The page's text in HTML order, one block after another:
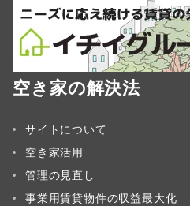
空き家の解決法
サイトについて
空き家活用
管理の見直し
事業用賃貸物件の収益最大化